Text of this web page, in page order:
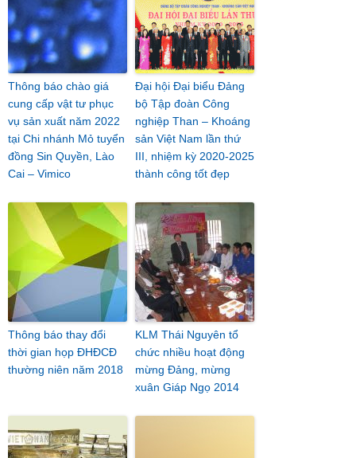
Thông báo chào giá
cung cấp vật tư phục
vụ sản xuất năm 2022
tại Chi nhánh Mỏ tuyển
đồng Sin Quyền, Lào
Cai – Vimico
Đại hội Đại biểu Đảng
bộ Tập đoàn Công
nghiệp Than – Khoáng
sản Việt Nam lần thứ
III, nhiệm kỳ 2020-2025
thành công tốt đẹp
Thông báo thay đổi
thời gian họp ĐHĐCĐ
thường niên năm 2018
KLM Thái Nguyên tổ
chức nhiều hoạt động
mừng Đảng, mừng
xuân Giáp Ngọ 2014